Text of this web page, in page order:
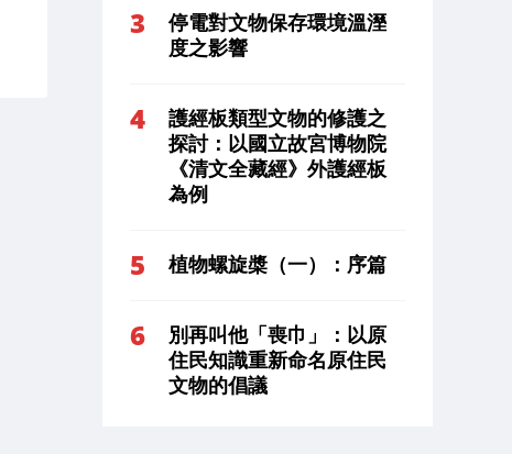
停電對文物保存環境溫溼
度之影響
護經板類型文物的修護之
探討：以國立故宮博物院
《清文全藏經》外護經板
為例
植物螺旋槳（一）：序篇
別再叫他「喪巾」：以原
住民知識重新命名原住民
文物的倡議